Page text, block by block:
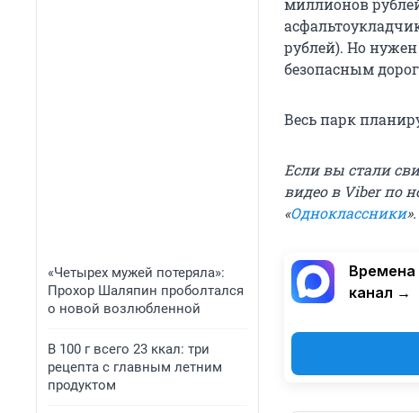
«Четырех мужей потеряла»:
Прохор Шаляпин проболтался
о новой возлюбленной
В 100 г всего 23 ккал: три
рецепта с главным летним
продуктом
миллионов
рублей). Но
безопасным
Весь парк
Если вы стали
видео в Viber по
«Одноклассники».
Времена
канал →